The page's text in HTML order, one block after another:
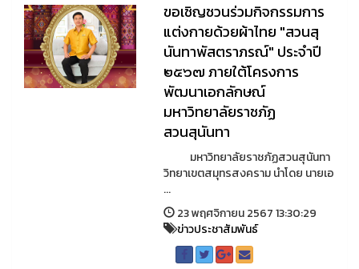
ขอเชิญชวนร่วมกิจกรรมการ
แต่งกายด้วยผ้าไทย "สวนสุ
นันทาพัสตราภรณ์" ประจำปี
๒๕๖๗ ภายใต้โครงการ
พัฒนาเอกลักษณ์
มหาวิทยาลัยราชภัฏ
สวนสุนันทา
มหาวิทยาลัยราชภัฏสวนสุนันทา
วิทยาเขตสมุทรสงคราม นำโดย นายเอ
...
23 พฤศจิกายน 2567 13:30:29
ข่าวประชาสัมพันธ์